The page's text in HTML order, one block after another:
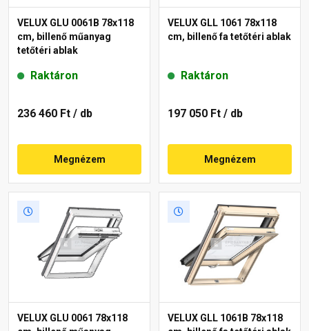
VELUX GLU 0061B 78x118
cm, billenő műanyag
tetőtéri ablak
Raktáron
236 460 Ft / db
Megnézem
VELUX GLL 1061 78x118
cm, billenő fa tetőtéri ablak
Raktáron
197 050 Ft / db
Megnézem
VELUX GLU 0061 78x118
VELUX GLL 1061B 78x118